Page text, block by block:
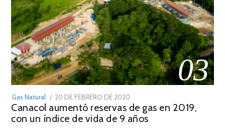
03
Gas Natural
POSTED
ON
20 DE FEBRERO DE 2020
DE
JULIO
Canacol aumentó reservas de gas en 2019,
con un índice de vida de 9 años